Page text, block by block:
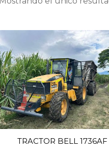
TRACTOR BELL 1736AF